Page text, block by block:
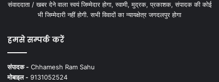
संवाददाता / खबर देने वाला स्वयं जिम्मेदार होगा, स्वामी, मुद्रक, प्रकाशक, संपादक की कोई
भी जिम्मेदारी नहीं होगी. सभी विवादों का न्यायक्षेत्र जगदलपुर होगा
हमसे सम्पर्क करें
संपादक - Chhamesh Ram Sahu
मोबाइल - 9131052524